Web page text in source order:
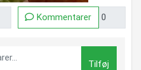
Kommentarer
Tilføj